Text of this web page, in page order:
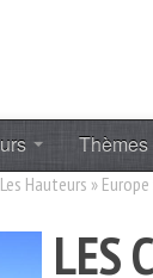
Thèmes
Hauteurs » Europe
LES